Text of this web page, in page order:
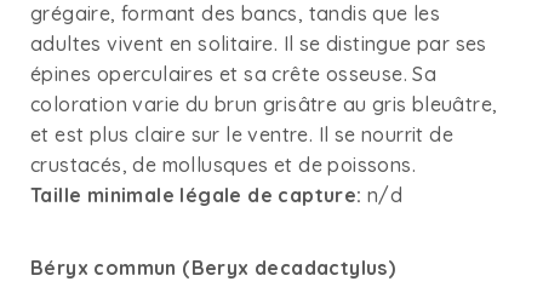
grégaire, formant des bancs, tandis que les
adultes vivent en solitaire. Il se distingue par ses
épines operculaires et sa crête osseuse. Sa
coloration varie du brun grisâtre au gris bleuâtre,
et est plus claire sur le ventre. Il se nourrit de
crustacés, de mollusques et de poissons.
Taille minimale légale de capture: n/d
Béryx commun (Beryx decadactylus)